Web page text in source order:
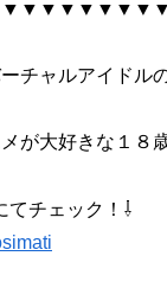
チャルアイドル
が大好きな１
てチェック！⇩